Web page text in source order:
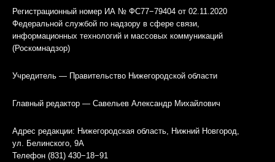
Регистрационный номер ИА № ФС77−79404 от 02.11.2020
Федеральной службой по надзору в сфере связи,
информационных технологий и массовых коммуникаций
(Роскомнадзор)
Учредитель — Правительство Нижегородской области
Главный редактор — Савельев Александр Михайлович
Адрес редакции: Нижегородская область, Нижний Новгород,
ул. Белинского, 9А
Телефон (831) 430−18−91